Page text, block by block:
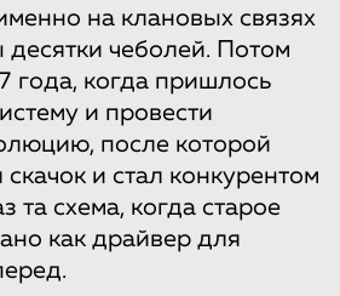
на клановых связях
чеболей. Потом
года, когда пришлось
и провести
после которой
и стал конкурентом
та схема, когда старое
как драйвер для